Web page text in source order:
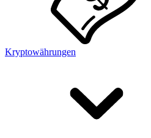
Kryptowährungen